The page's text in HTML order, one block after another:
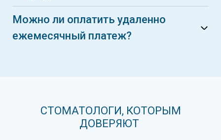
Можно ли оплатить удаленно
ежемесячный платеж?
СТОМАТОЛОГИ, КОТОРЫМ
ДОВЕРЯЮТ